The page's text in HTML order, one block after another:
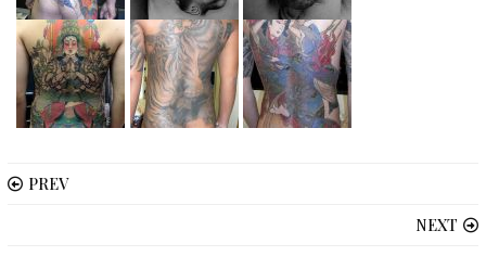
PREV
NEXT